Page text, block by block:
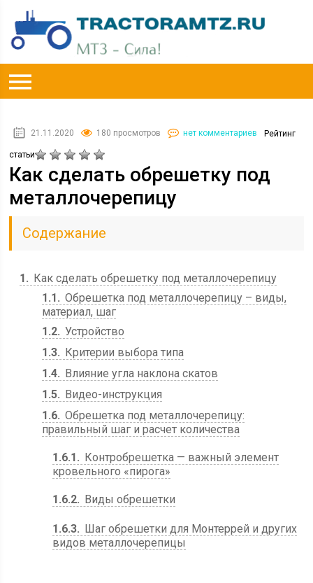
21.11.2020 180 просмотров нет комментариев Рейтинг
статьи
Как сделать обрешетку под
металлочерепицу
Содержание
1
Как сделать обрешетку под металлочерепицу
1.1
Обрешетка под металлочерепицу – виды,
материал, шаг
1.2 Устройство
1.3
Критерии выбора типа
1.4
Влияние угла наклона скатов
1.5
Видео-инструкция
1.6 Обрешетка под металлочерепицу:
правильный шаг и расчет количества
1.6.1
Контробрешетка — важный элемент
кровельного «пирога»
1.6.2 Виды обрешетки
1.6.3
Шаг обрешетки для Монтеррей и других
видов металлочерепицы